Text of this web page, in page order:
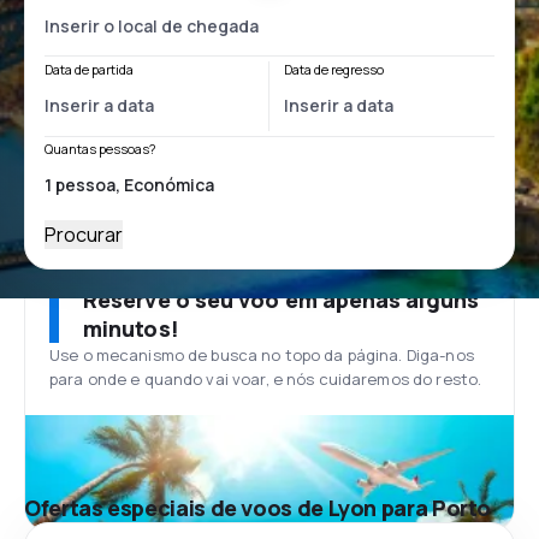
Data de partida Data de regresso
Quantas pessoas?
Procurar
Reserve o seu voo em apenas alguns
minutos!
Use o mecanismo de busca no topo da página. Diga-nos
para onde e quando vai voar, e nós cuidaremos do resto.
Ofertas especiais de voos de Lyon para Porto